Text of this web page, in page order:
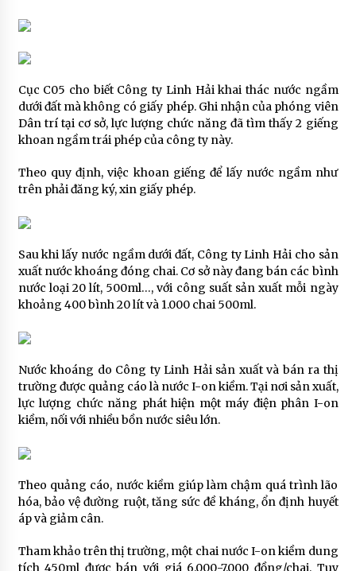
Cục C05 cho biết Công ty Linh Hải khai thác nước ngầm
dưới đất mà không có giấy phép. Ghi nhận của phóng viên
Dân trí tại cơ sở, lực lượng chức năng đã tìm thấy 2 giếng
khoan ngầm trái phép của công ty này.
Theo quy định, việc khoan giếng để lấy nước ngầm như
trên phải đăng ký, xin giấy phép.
Sau khi lấy nước ngầm dưới đất, Công ty Linh Hải cho sản
xuất nước khoáng đóng chai. Cơ sở này đang bán các bình
nước loại 20 lít, 500ml…, với công suất sản xuất mỗi ngày
khoảng 400 bình 20 lít và 1.000 chai 500ml.
Nước khoáng do Công ty Linh Hải sản xuất và bán ra thị
trường được quảng cáo là nước I-on kiềm. Tại nơi sản xuất,
lực lượng chức năng phát hiện một máy điện phân I-on
kiềm, nối với nhiều bồn nước siêu lớn.
Theo quảng cáo, nước kiềm giúp làm chậm quá trình lão
hóa, bảo vệ đường ruột, tăng sức đề kháng, ổn định huyết
áp và giảm cân.
Tham khảo trên thị trường, một chai nước I-on kiềm dung
tích 450ml được bán với giá 6.000-7.000 đồng/chai. Tuy